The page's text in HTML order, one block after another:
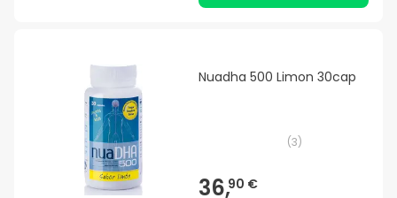
Nuadha 500 Limon 30cap
(3)
36,90 €